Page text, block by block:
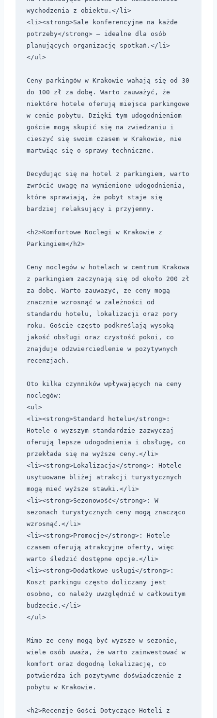
wychodzenia z obiektu.</li>
<li><strong>Sale konferencyjne na każde
potrzeby</strong> – idealne dla osób
planujących organizację spotkań.</li>
</ul>
Ceny parkingów w Krakowie wahają się od 30
do 100 zł za dobę. Warto zauważyć, że
niektóre hotele oferują miejsca parkingowe
w cenie pobytu. Dzięki tym udogodnieniom
goście mogą skupić się na zwiedzaniu i
cieszyć się swoim czasem w Krakowie, nie
martwiąc się o sprawy techniczne.
Decydując się na hotel z parkingiem, warto
zwrócić uwagę na wymienione udogodnienia,
które sprawiają, że pobyt staje się
bardziej relaksujący i przyjemny.
<h2>Komfortowe Noclegi w Krakowie z
Parkingiem</h2>
Ceny noclegów w hotelach w centrum Krakowa
z parkingiem zaczynają się od około 200 zł
za dobę. Warto zauważyć, że ceny mogą
znacznie wzrosnąć w zależności od
standardu hotelu, lokalizacji oraz pory
roku. Goście często podkreślają wysoką
jakość obsługi oraz czystość pokoi, co
znajduje odzwierciedlenie w pozytywnych
recenzjach.
Oto kilka czynników wpływających na ceny
noclegów:
<ul>
<li><strong>Standard hotelu</strong>:
Hotele o wyższym standardzie zazwyczaj
oferują lepsze udogodnienia i obsługę, co
przekłada się na wyższe ceny.</li>
<li><strong>Lokalizacja</strong>: Hotele
usytuowane bliżej atrakcji turystycznych
mogą mieć wyższe stawki.</li>
<li><strong>Sezonowość</strong>: W
sezonach turystycznych ceny mogą znacząco
wzrosnąć.</li>
<li><strong>Promocje</strong>: Hotele
czasem oferują atrakcyjne oferty, więc
warto śledzić dostępne opcje.</li>
<li><strong>Dodatkowe usługi</strong>:
Koszt parkingu często doliczany jest
osobno, co należy uwzględnić w całkowitym
budżecie.</li>
</ul>
Mimo że ceny mogą być wyższe w sezonie,
wiele osób uważa, że warto zainwestować w
komfort oraz dogodną lokalizację, co
potwierdza ich pozytywne doświadczenie z
pobytu w Krakowie.
<h2>Recenzje Gości Dotyczące Hoteli z